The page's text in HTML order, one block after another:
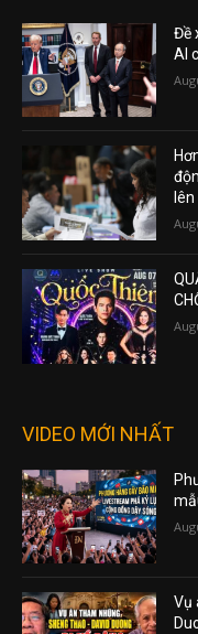
Đề
AI
VIDEO MỚI NHẤT
Vụ